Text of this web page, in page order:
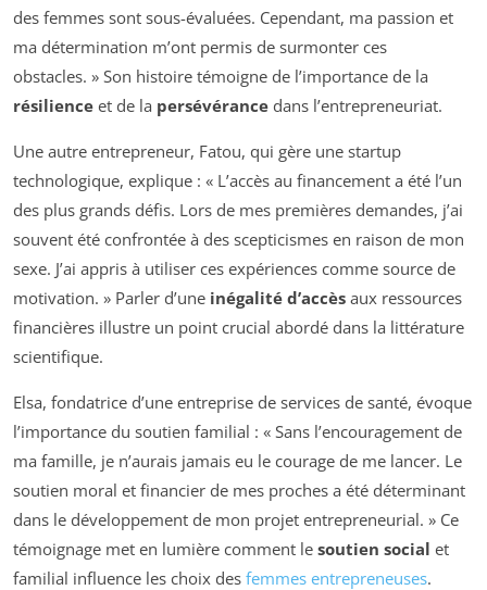
des femmes sont sous-évaluées. Cependant, ma passion et
ma détermination m’ont permis de surmonter ces
obstacles. » Son histoire témoigne de l’importance de la
résilience et de la persévérance dans l’entrepreneuriat.
Une autre entrepreneur, Fatou, qui gère une startup
technologique, explique : « L’accès au financement a été l’un
des plus grands défis. Lors de mes premières demandes, j’ai
souvent été confrontée à des scepticismes en raison de mon
sexe. J’ai appris à utiliser ces expériences comme source de
motivation. » Parler d’une inégalité d’accès aux ressources
financières illustre un point crucial abordé dans la littérature
scientifique.
Elsa, fondatrice d’une entreprise de services de santé, évoque
l’importance du soutien familial : « Sans l’encouragement de
ma famille, je n’aurais jamais eu le courage de me lancer. Le
soutien moral et financier de mes proches a été déterminant
dans le développement de mon projet entrepreneurial. » Ce
témoignage met en lumière comment le soutien social et
familial influence les choix des femmes entrepreneuses.